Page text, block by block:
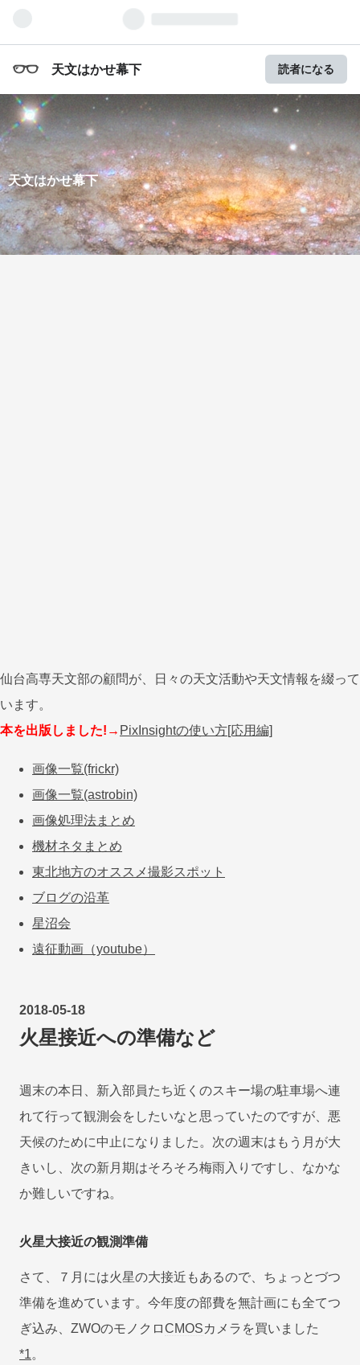
天文はかせ幕下 読者になる
天文はかせ幕下
仙台高専天文部の顧問が、日々の天文活動や天文情報を綴って
います。
本を出版しました!→ PixInsightの使い方[応用編]
画像一覧(frickr)
画像一覧(astrobin)
画像処理法まとめ
機材ネタまとめ
東北地方のオススメ撮影スポット
ブログの沿革
星沼会
遠征動画（youtube）
2018-05-18
火星接近への準備など
週末の本日、新入部員たち近くのスキー場の駐車場へ連
れて行って観測会をしたいなと思っていたのですが、悪
天候のために中止になりました。次の週末はもう月が大
きいし、次の新月 期はそろそろ梅雨入りですし、なかな
か難しいですね。
火星大接近の観測準備
さて、７月には火星の大接近もあるので、ちょっとづつ
準備を進めています。今年度の部費を無計画にも全てつ
ぎ込み、ZWOのモノクロCMOSカメラを買いました
*1。